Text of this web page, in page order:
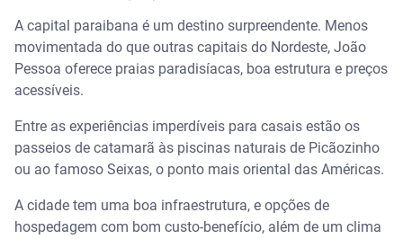
A capital paraibana é um destino surpreendente. Menos
movimentada do que outras capitais do Nordeste, João
Pessoa oferece praias paradisíacas, boa estrutura e preços
acessíveis.
Entre as experiências imperdíveis para casais estão os
passeios de catamarã às piscinas naturais de Picãozinho
ou ao famoso Seixas, o ponto mais oriental das Américas.
A cidade tem uma boa infraestrutura, e opções de
hospedagem com bom custo-benefício, além de um clima